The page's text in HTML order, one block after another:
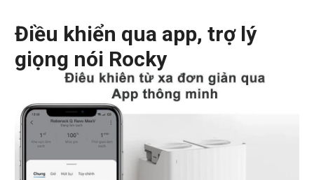
Điều khiển qua app, trợ lý
giọng nói Rocky